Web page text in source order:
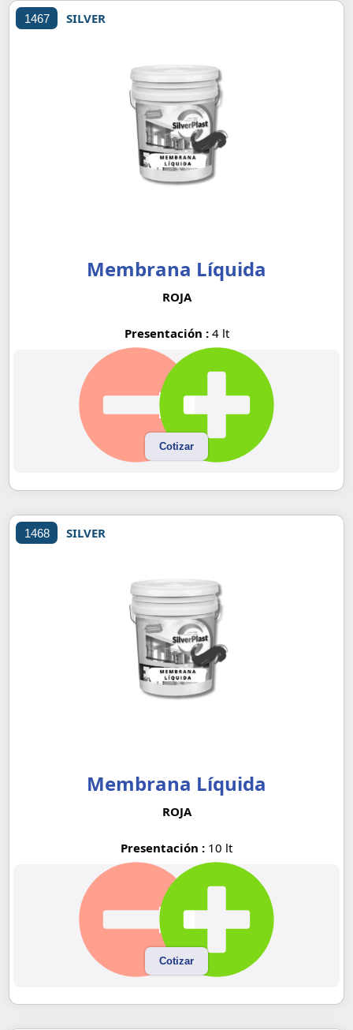
Membrana Líquida
ROJA
Presentación : 4 lt
1467 SILVER
Cotizar
Membrana Líquida
ROJA
Presentación : 10 lt
1468 SILVER
Cotizar